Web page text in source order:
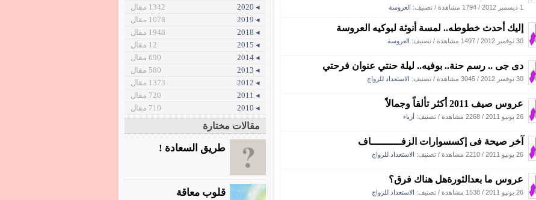
1 ديسمبر 2012 / 1794 مشاهدة / تصنيف: العروسة
إليك أحدث خطوطه.. لمسة أنوثة لبوكيه العروسة
30 نوفمبر 2012 / 1497 مشاهدة / تصنيف: العروسة
دى جى .. رسم حنة.. بوفيه.. ليلة حنتي عنوان فرحتي
30 نوفمبر 2012 / 3045 مشاهدة / تصنيف: الاستعداد للزواج
عروس صيف 2011 أكثر تألقاً وجمالاً
26 يونيو 2011 / 2268 مشاهدة / تصنيف: أزياء
آخر صيحة فى إكسسوارات الزفــــــــــاف
26 يونيو 2011 / 2210 مشاهدة / تصنيف: الاستعداد للزواج
عروس ما بعدالثورةهل هناك فرق؟
26 يونيو 2011 / 1538 مشاهدة / تصنيف: الاستعداد للزواج
◂ 2020
1342 مقال
◂ 2019
1078 مقال
◂ 2018
1948 مقال
◂ 2015
12 مقال
◂ 2014
690 مقال
◂ 2013
580 مقال
◂ 2012
1373 مقال
◂ 2011
720 مقال
◂ 2010
710 مقال
مقالات مختارة
طريق السعادة !
قلوب معاقة